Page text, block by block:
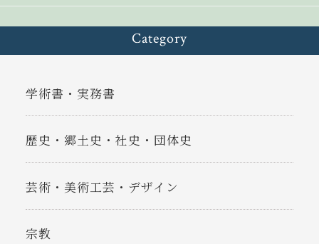
Category
学術書・実務書
歴史・郷土史・社史・団体史
芸術・美術工芸・デザイン
宗教